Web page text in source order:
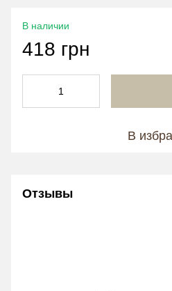
В наличии
418 грн
В
Отзывы